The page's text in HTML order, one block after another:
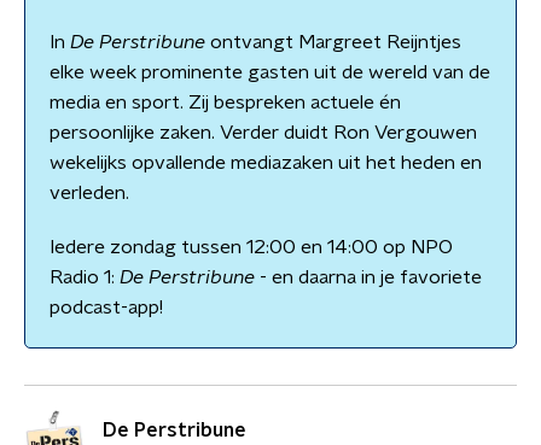
In De Perstribune ontvangt Margreet Reijntjes
elke week prominente gasten uit de wereld van de
media en sport. Zij bespreken actuele én
persoonlijke zaken. Verder duidt Ron Vergouwen
wekelijks opvallende mediazaken uit het heden en
verleden.
Iedere zondag tussen 12:00 en 14:00 op NPO
Radio 1: De Perstribune - en daarna in je favoriete
podcast-app!
De Perstribune